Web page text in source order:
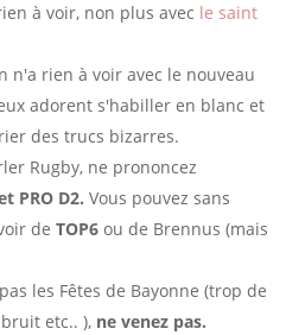
à voir, non plus avec le saint
n'a rien à voir avec le nouveau
adorent s'habiller en blanc et
des trucs bizarres.
Rugby, ne prononcez
PRO D2.Vous pouvez sans
deTOP6 ou de Brennus (mais
les Fêtes de Bayonne (trop de
etc.. ), ne venez pas.